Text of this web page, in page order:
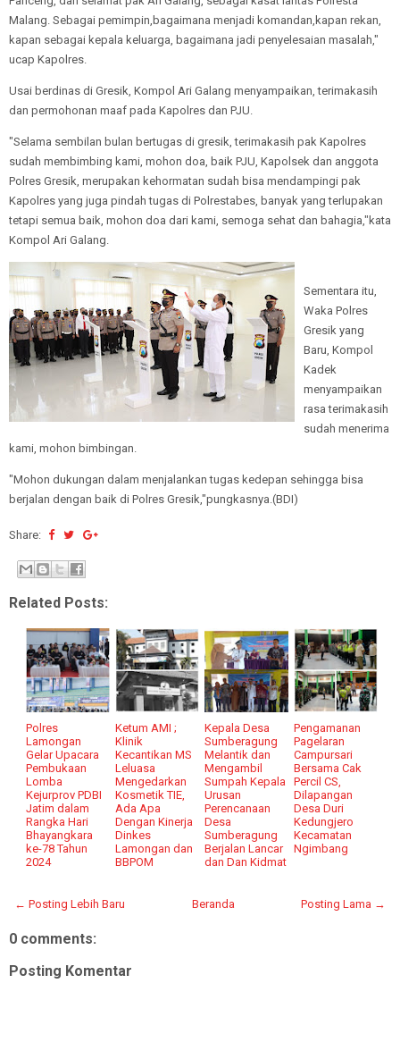
Malang. Sebagai pemimpin,bagaimana menjadi komandan,kapan rekan,
kapan sebagai kepala keluarga, bagaimana jadi penyelesaian masalah,"
ucap Kapolres.
Usai berdinas di Gresik, Kompol Ari Galang menyampaikan, terimakasih
dan permohonan maaf pada Kapolres dan PJU.
"Selama sembilan bulan bertugas di gresik, terimakasih pak Kapolres
sudah membimbing kami, mohon doa, baik PJU, Kapolsek dan anggota
Polres Gresik, merupakan kehormatan sudah bisa mendampingi pak
Kapolres yang juga pindah tugas di Polrestabes, banyak yang terlupakan
tetapi semua baik, mohon doa dari kami, semoga sehat dan bahagia,"kata
Kompol Ari Galang.
Sementara itu,
Waka Polres
Gresik yang
Baru, Kompol
Kadek
menyampaikan
rasa terimakasih
sudah menerima
kami, mohon bimbingan.
"Mohon dukungan dalam menjalankan tugas kedepan sehingga bisa
berjalan dengan baik di Polres Gresik,"pungkasnya.(BDI)
Share:
Related Posts:
Polres
Lamongan
Gelar Upacara
Pembukaan
Lomba
Kejurprov PDBI
Jatim dalam
Rangka Hari
Bhayangkara
ke-78 Tahun
2024
Ketum AMI ;
Klinik
Kecantikan MS
Leluasa
Mengedarkan
Kosmetik TIE,
Ada Apa
Dengan Kinerja
Dinkes
Lamongan dan
BBPOM
Kepala Desa
Sumberagung
Melantik dan
Mengambil
Sumpah Kepala
Urusan
Perencanaan
Desa
Sumberagung
Berjalan Lancar
dan Dan Kidmat
Pengamanan
Pagelaran
Campursari
Bersama Cak
Percil CS,
Dilapangan
Desa Duri
Kedungjero
Kecamatan
Ngimbang
← Posting Lebih Baru Posting Lama →
Beranda
0 comments:
Posting Komentar